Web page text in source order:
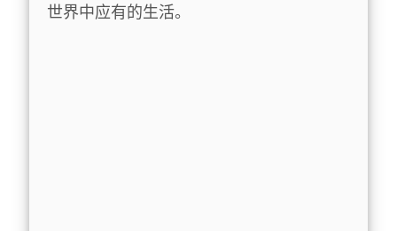
世界中应有的生活。